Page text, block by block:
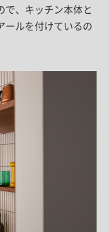
で、キッチン本体と
ールを付けているの